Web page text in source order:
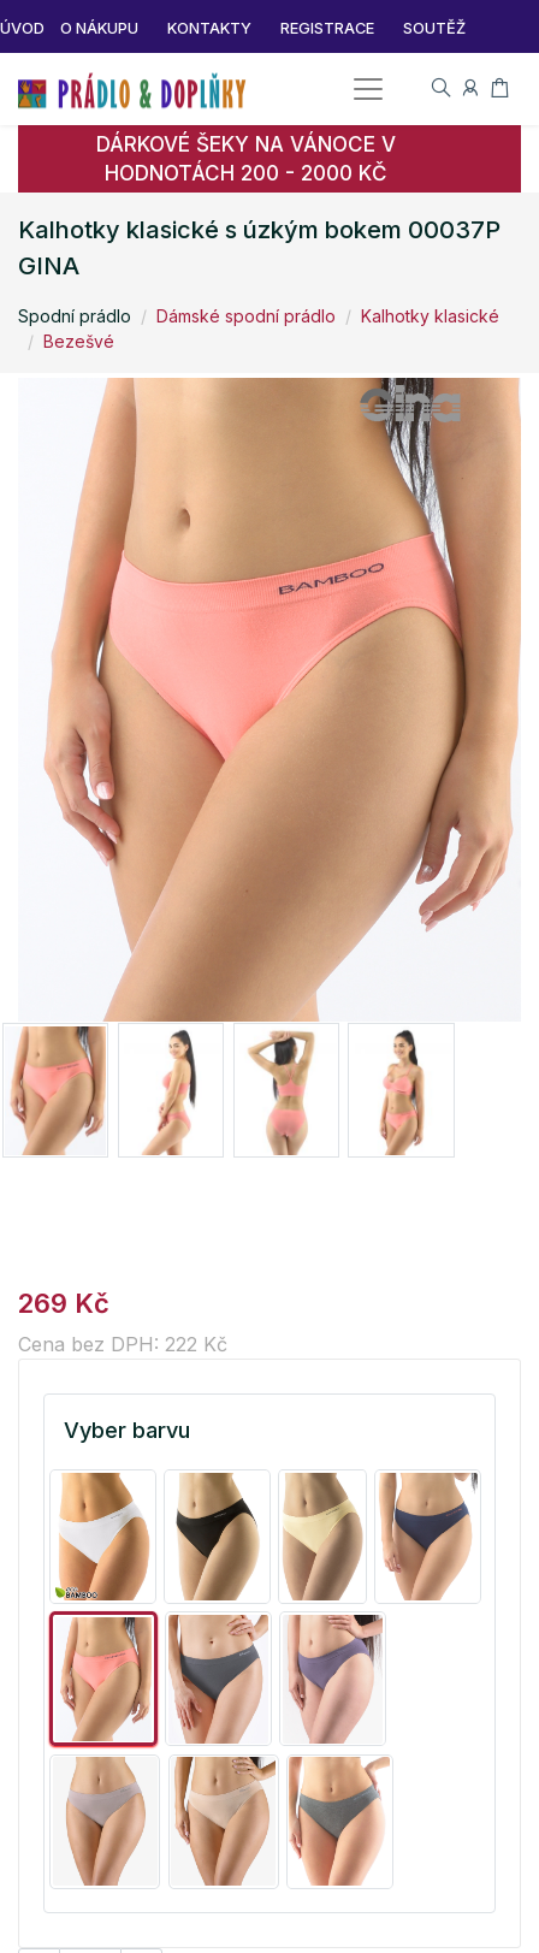
ÚVOD O NÁKUPU KONTAKTY REGISTRACE SOUTĚŽ
DÁRKOVÉ ŠEKY NA VÁNOCE V
HODNOTÁCH 200 - 2000 KČ
Kalhotky klasické s úzkým bokem 00037P
GINA
Spodní prádlo Dámské spodní prádlo
Kalhotky klasické
Bezešvé
269 Kč
Cena bez DPH: 222 Kč
Vyber barvu